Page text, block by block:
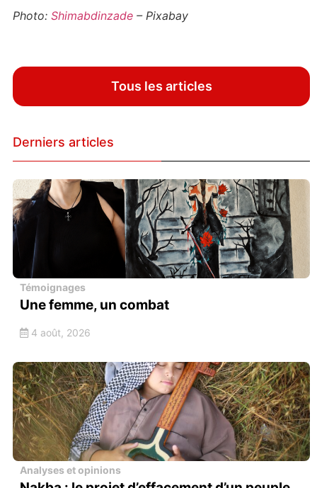
Photo: Shimabdinzade – Pixabay
Tous les articles
Derniers articles
Témoignages
Une femme, un combat
4 août, 2026
Analyses et opinions